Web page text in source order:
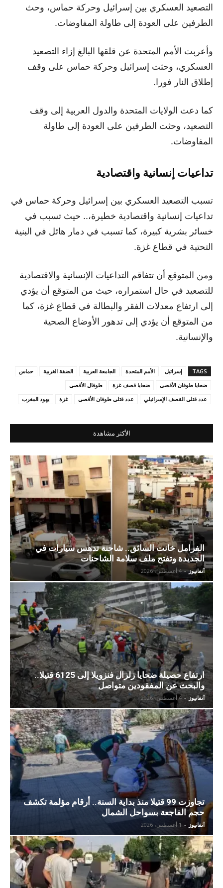
التصعيد العسكري بين إسرائيل وحركة حماس، وحث
الطرفين على العودة إلى طاولة المفاوضات.
وأعربت الأمم المتحدة عن قلقها البالغ إزاء التصعيد
العسكري، وحثت إسرائيل وحركة حماس على وقف
إطلاق النار فورا.
كما دعت الولايات المتحدة والدول العربية إلى وقف
التصعيد، وحثت الطرفين على العودة إلى طاولة
المفاوضات.
تداعيات إنسانية واقتصادية
تسبب التصعيد العسكري بين إسرائيل وحركة حماس في
تداعيات إنسانية واقتصادية خطيرة،.. حيث تسبب في
خسائر بشرية كبيرة، كما تسبب في دمار هائل في البنية
التحتية في قطاع غزة.
ومن المتوقع أن تتفاقم التداعيات الإنسانية والاقتصادية
للتصعيد في حال استمراره، حيث من المتوقع أن يؤدي
إلى ارتفاع معدلات الفقر والبطالة في قطاع غزة، كما
من المتوقع أن يؤدي إلى تدهور الأوضاع الصحية
والإنسانية.
TAGS إسرائيل الأمم المتحدة الجامعة العربية الضفة الغربية
حماس
ضحايا طوفان الأقصى
ضحايا قصف غزة
طوفال الأقصى
عدد قتلى القصف الإسرائيلي
عدد قتلى طوفان الأقصى غزة يهود المغرب
الأكثر مشاهدة
الفرامل خانت السائق.. شاحنة تدهس سيارات في
الجديدة وتفتح ملف سلامة الشاحنات
آنفانيوز - 4 أغسطس، 2026
ارتفاع حصيلة ضحايا زلزال فنزويلا إلى 6125 قتيلا..
والبحث عن المفقودين متواصل
آنفانيوز - 4 أغسطس، 2026
تجاوزت 99 قتيلا منذ بداية السنة.. أرقام مؤلمة تكشف
حجم الفاجعة بسواحل الشمال
آنفانيوز - 1 أغسطس، 2026